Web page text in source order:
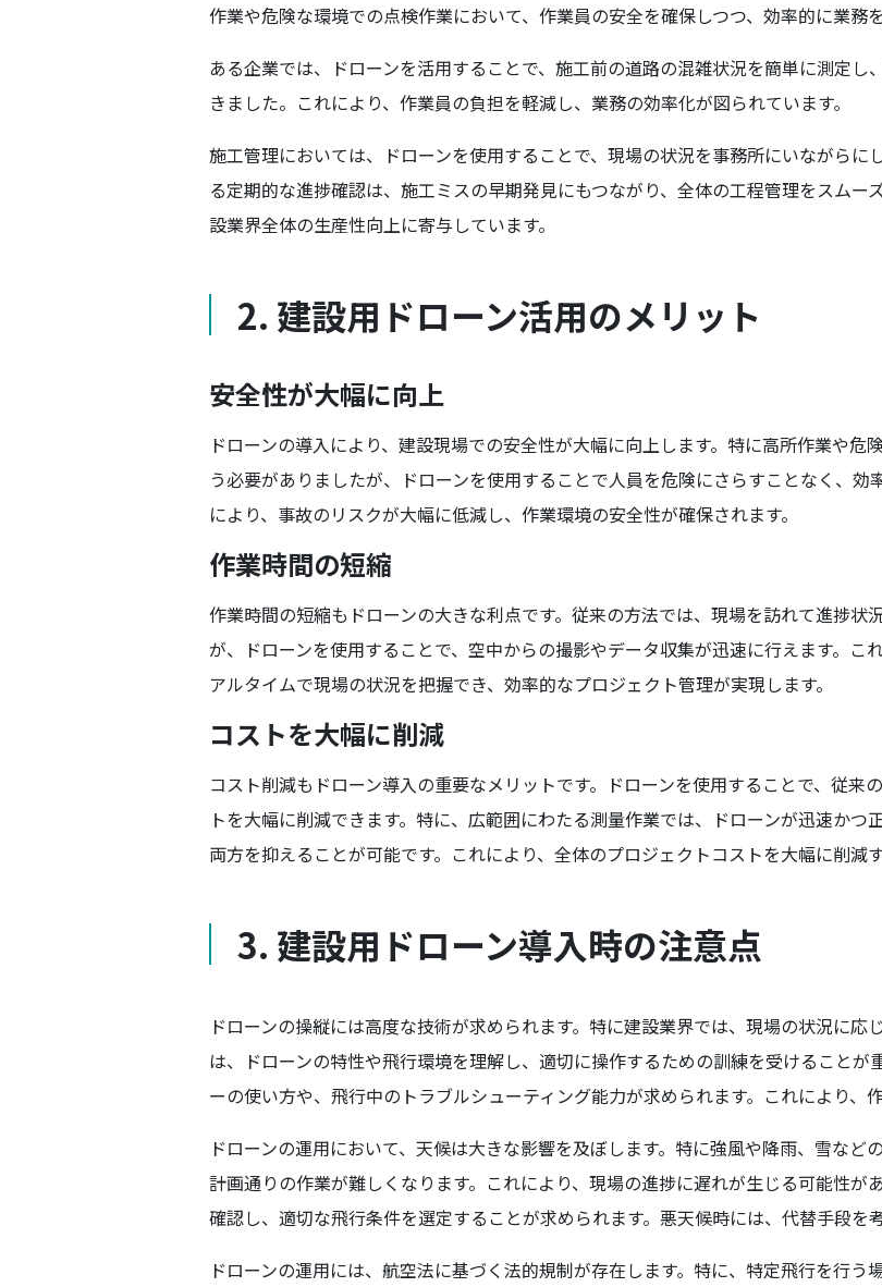
作業や危険な環境での点検作業において、作業員の安全を確保しつつ、効率的に業務
ある企業では、ドローンを活用することで、施工前の道路の混雑状況を簡単に測定
きました。これにより、作業員の負担を軽減し、業務の効率化が図られています。
施工管理においては、ドローンを使用することで、現場の状況を事務所にいながらに
る定期的な進捗確認は、施工ミスの早期発見にもつながり、全体の工程管理をスム
設業界全体の生産性向上に寄与しています。
2. 建設用ドローン活用のメリット
安全性が大幅に向上
ドローンの導入により、建設現場での安全性が大幅に向上します。特に高所作業や
う必要がありましたが、ドローンを使用することで人員を危険にさらすことなく、
により、事故のリスクが大幅に低減し、作業環境の安全性が確保されます。
作業時間の短縮
作業時間の短縮もドローンの大きな利点です。従来の方法では、現場を訪れて進捗
が、ドローンを使用することで、空中からの撮影やデータ収集が迅速に行えます。こ
アルタイムで現場の状況を把握でき、効率的なプロジェクト管理が実現します。
コストを大幅に削減
コスト削減もドローン導入の重要なメリットです。ドローンを使用することで、従来
トを大幅に削減できます。特に、広範囲にわたる測量作業では、ドローンが迅速か
両方を抑えることが可能です。これにより、全体のプロジェクトコストを大幅に削減
3. 建設用ドローン導入時の注意点
ドローンの操縦には高度な技術が求められます。特に建設業界では、現場の状況に
は、ドローンの特性や飛行環境を理解し、適切に操作するための訓練を受けること
ーの使い方や、飛行中のトラブルシューティング能力が求められます。これにより、
ドローンの運用において、天候は大きな影響を及ぼします。特に強風や降雨、雪など
計画通りの作業が難しくなります。これにより、現場の進捗に遅れが生じる可能性が
確認し、適切な飛行条件を選定することが求められます。悪天候時には、代替手段を
ドローンの運用には、航空法に基づく法的規制が存在します。特に、特定飛行を行う